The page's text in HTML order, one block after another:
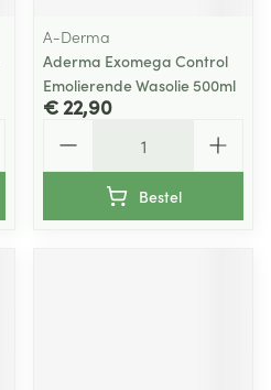
A-Derma
Aderma Exomega Control
Emolierende Wasolie 500ml
€ 22,90
Bestel